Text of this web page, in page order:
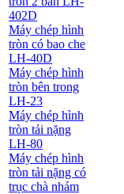
402D
Máy chép hình
tròn có bao che
LH-40D
Máy chép hình
tròn bên trong
LH-23
Máy chép hình
tròn tải nặng
LH-80
Máy chép hình
tròn tải nặng có
trục chà nhám